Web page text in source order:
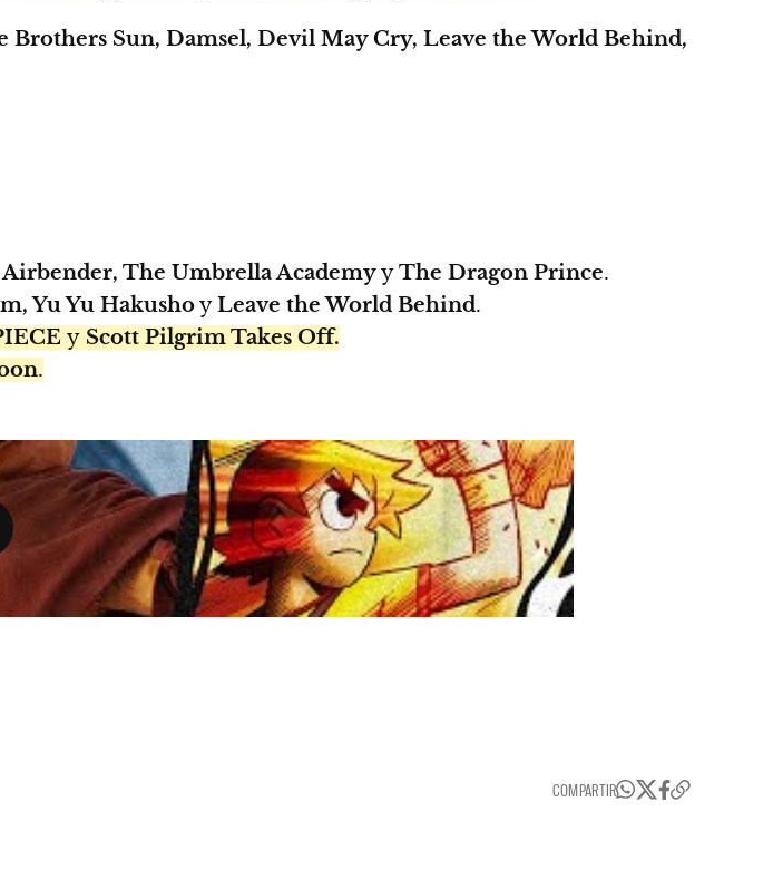
Brothers Sun, Damsel, Devil May Cry, Leave the World Behind,
Airbender, The Umbrella AcademyyThe Dragon Prince.
Yu Yu HakushoyLeave the World Behind.
y Scott Pilgrim Takes Off.
.
COMPARTIR